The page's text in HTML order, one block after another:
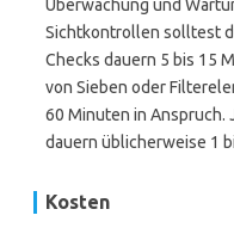
Überwachung und
Sichtkontrollen solltest
Checks dauern 5 bis 15
von Sieben oder
60 Minuten in Anspruch.
dauern üblicherweise 1
Kosten